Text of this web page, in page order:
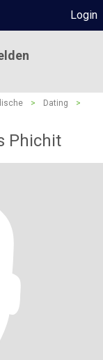
Login
> Dating
>
Phichit